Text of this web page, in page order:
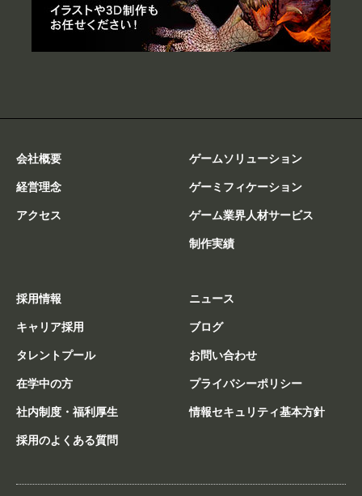
会社概要
経営理念
アクセス
ゲームソリューション
ゲーミフィケーション
ゲーム業界人材サービス
制作実績
採用情報
キャリア採用
タレントプール
在学中の方
社内制度・福利厚生
採用のよくある質問
ニュース
ブログ
お問い合わせ
プライバシーポリシー
情報セキュリティ基本方針